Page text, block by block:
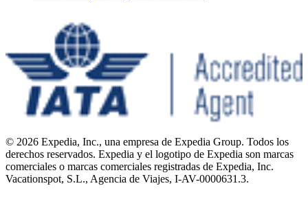
© 2026 Expedia, Inc., una empresa de Expedia Group. Todos los
derechos reservados. Expedia y el logotipo de Expedia son marcas
comerciales o marcas comerciales registradas de Expedia, Inc.
Vacationspot, S.L., Agencia de Viajes, I-AV-0000631.3.